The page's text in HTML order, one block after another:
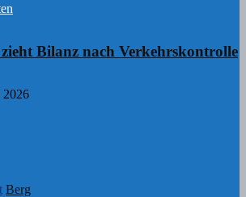
Bilanz nach Verkehrskontrolle
2026
Berg